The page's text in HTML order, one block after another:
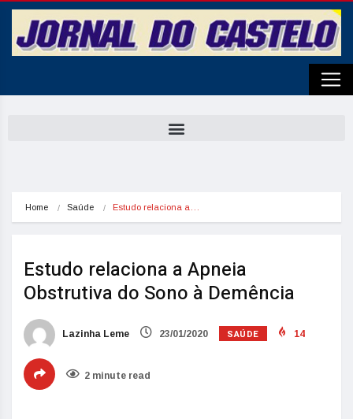
Home Saúde Estudo relaciona a…
Estudo relaciona a Apneia
Obstrutiva do Sono à Demência
Lazinha Leme 23/01/2020 SAÚDE 14
2 minute read